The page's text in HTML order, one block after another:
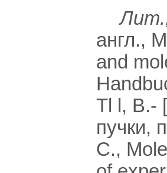
англ.,
and
Tl l, B.-
пучки,
C.,